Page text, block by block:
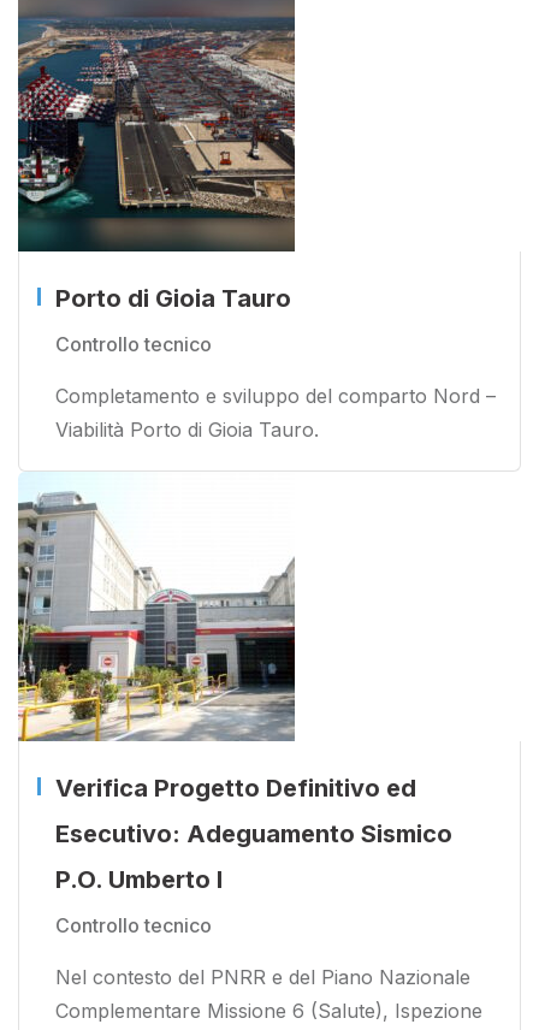
Porto di Gioia Tauro
Controllo tecnico
Completamento e sviluppo del comparto Nord –
Viabilità Porto di Gioia Tauro.
Verifica Progetto Definitivo ed
Esecutivo: Adeguamento Sismico
P.O. Umberto I
Controllo tecnico
Nel contesto del PNRR e del Piano Nazionale
Complementare Missione 6 (Salute), Ispezione